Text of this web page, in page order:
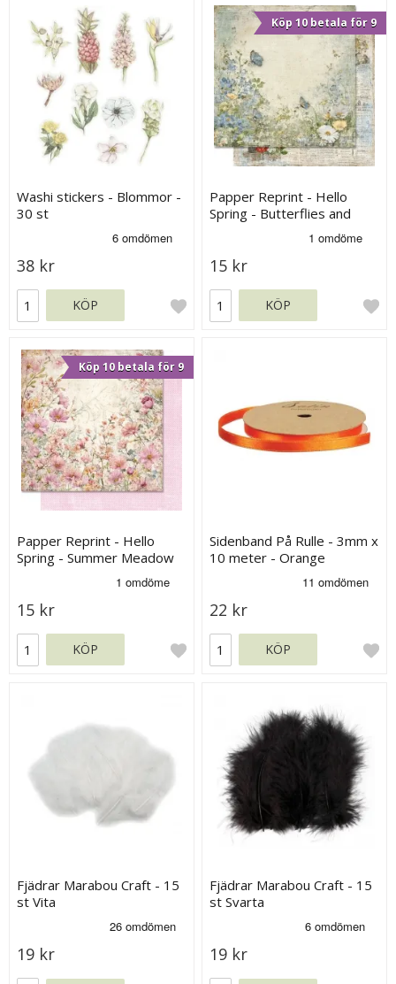
Washi stickers - Blommor -
30 st
38 kr
KÖP
Köp 10 betala för 9
Papper Reprint - Hello
Spring - Butterflies and
15 kr
KÖP
Köp 10 betala för 9
Papper Reprint - Hello
Spring - Summer Meadow
15 kr
KÖP
Sidenband På Rulle - 3mm x
10 meter - Orange
22 kr
KÖP
Fjädrar Marabou Craft - 15
st Vita
19 kr
Fjädrar Marabou Craft - 15
st Svarta
19 kr